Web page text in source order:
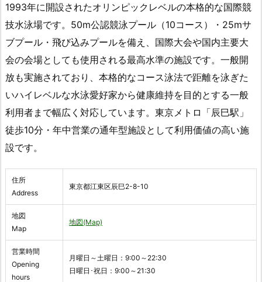
1993年に開設されたオリンピックレベルの本格的な国際競
技水泳場です。50m公認競泳プール（10コース）・25mサ
ブプール・飛び込みプールを備え、国際大会や国内主要大
会の会場としても使用される最高水準の施設です。一般開
放も実施されており、本格的なコース泳法で距離を泳ぎた
いハイレベルな水泳愛好家から健康維持を目的とする一般
利用者まで幅広く対応しています。東京メトロ「辰巳駅」
徒歩10分・年中営業の通年型施設として利用価値の高い施
設です。
住所
Address
東京都江東区辰巳2-8-10
地図
Map
地図(Map)
営業時間
Opening
hours
月曜日～土曜日：9:00～22:30
日曜日･祝日：9:00～21:30